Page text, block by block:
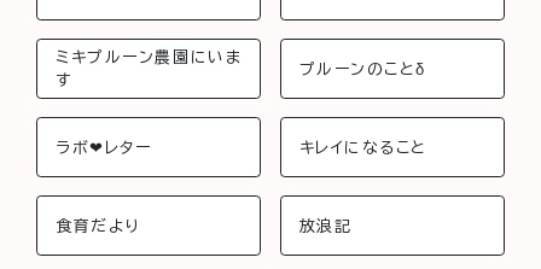
ミキプルーン農園にいま
す
プルーンのことδ
ラボ❤︎レター キレイになること
食育だより 放浪記